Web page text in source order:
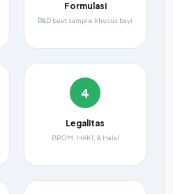
Formulasi
R&D buat sample khusus bayi
4
Legalitas
BPOM, HAKI, & Halal